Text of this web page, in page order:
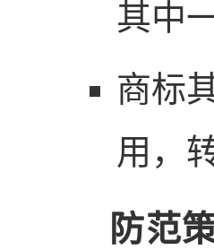
其中
商标
用，
防范